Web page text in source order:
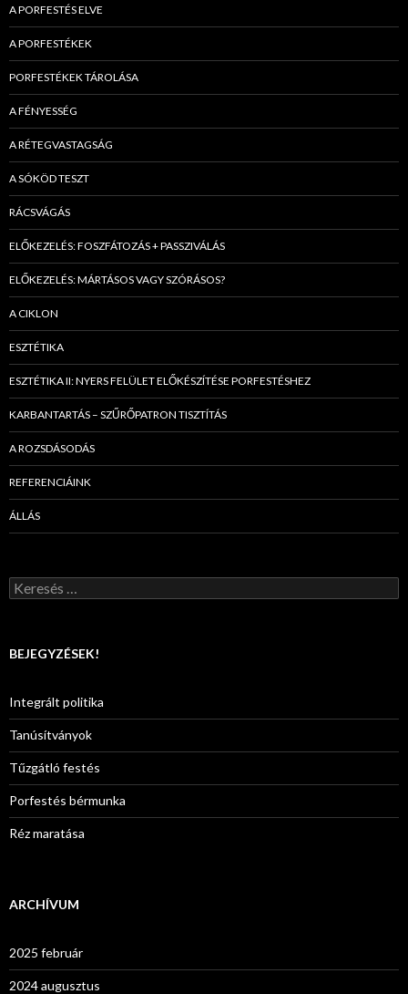
A PORFESTÉS ELVE
A PORFESTÉKEK
PORFESTÉKEK TÁROLÁSA
A FÉNYESSÉG
A RÉTEGVASTAGSÁG
A SÓKÖD TESZT
RÁCSVÁGÁS
ELŐKEZELÉS: FOSZFÁTOZÁS + PASSZIVÁLÁS
ELŐKEZELÉS: MÁRTÁSOS VAGY SZÓRÁSOS?
A CIKLON
ESZTÉTIKA
ESZTÉTIKA II: NYERS FELÜLET ELŐKÉSZÍTÉSE PORFESTÉSHEZ
KARBANTARTÁS – SZŰRŐPATRON TISZTÍTÁS
A ROZSDÁSODÁS
REFERENCIÁINK
ÁLLÁS
K
e
s
:
BEJEGYZÉSEK!
Integrált politika
Tanúsítványok
Tűzgátló festés
Porfestés bérmunka
Réz maratása
ARCHÍVUM
2025 február
2024 augusztus